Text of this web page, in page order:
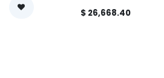
$ 26,668.40